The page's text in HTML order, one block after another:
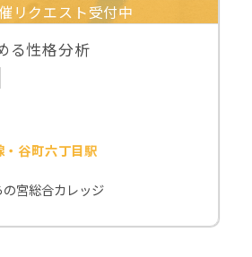
リクエスト受付中
る性格分析
谷町六丁目駅
宮総合カレッジ